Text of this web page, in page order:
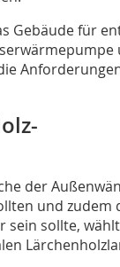
Gebäude für
der
und zudem
sollte,